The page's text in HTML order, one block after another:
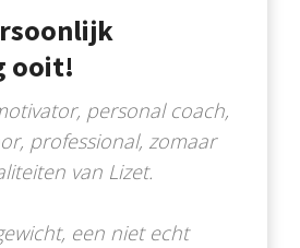
ooit!
personal coach,
professional, zomaar
van Lizet.
een niet echt